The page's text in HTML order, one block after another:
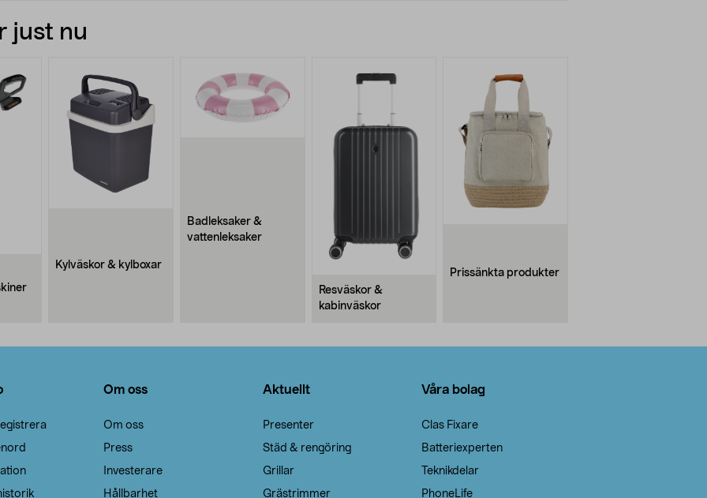
just nu
Kylväskor & kylboxar
Badleksaker &
vattenleksaker
Resväskor &
kabinväskor
Prissänkta produkter
Om oss
Om oss
Press
Investerare
Hållbarhet
Aktuellt
Presenter
Städ & rengöring
Grillar
Grästrimmer
Våra bolag
Clas Fixare
Batteriexperten
Teknikdelar
PhoneLife